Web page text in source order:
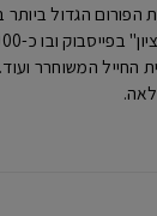
הפורום הגדול ביותר
החייל המשוחרר